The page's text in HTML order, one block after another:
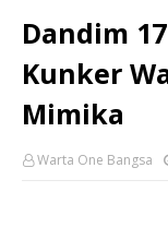
Dandim
Kunker
Mimika
Warta One Bangsa